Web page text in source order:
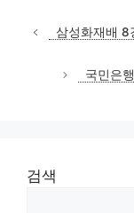
삼성화재배 8
국민은
검색